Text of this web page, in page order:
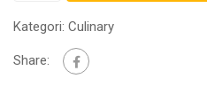
Kategori: Culinary
Share: